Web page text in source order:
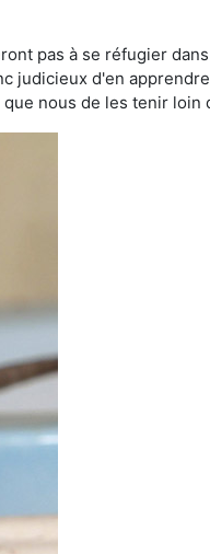
pas à se réfugier
judicieux d'en
nous de les tenir loin